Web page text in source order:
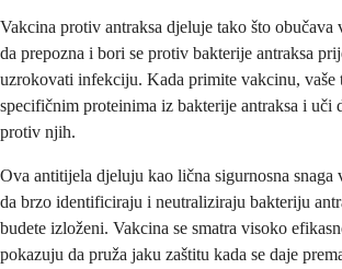
Vakcina protiv antraksa djeluje tako što obučava
da prepozna i bori se protiv bakterije antraksa
uzrokovati infekciju. Kada primite vakcinu, vaše
specifičnim proteinima iz bakterije antraksa i uči
protiv njih.
Ova antitijela djeluju kao lična sigurnosna snaga
da brzo identificiraju i neutraliziraju bakteriju
budete izloženi. Vakcina se smatra visoko
pokazuju da pruža jaku zaštitu kada se daje